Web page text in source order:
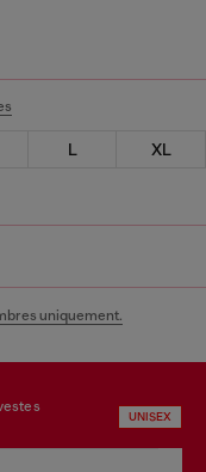
L
XL
uniquement.
UNISEX